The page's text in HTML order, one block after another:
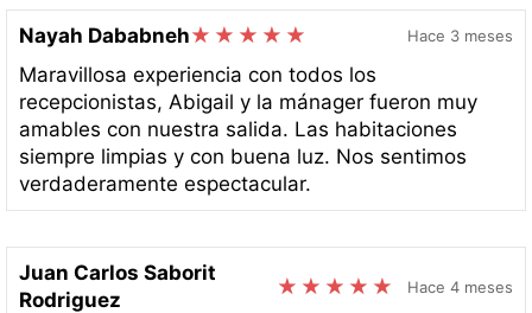
Nayah Dababneh Hace 3 meses
Maravillosa experiencia con todos los
recepcionistas, Abigail y la mánager fueron muy
amables con nuestra salida. Las habitaciones
siempre limpias y con buena luz. Nos sentimos
verdaderamente espectacular.
Juan Carlos Saborit
Rodriguez
Hace 4 meses